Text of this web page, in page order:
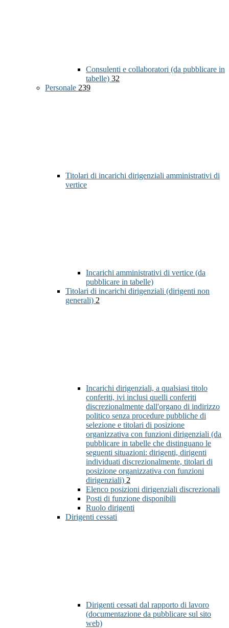
Consulenti e collaboratori (da pubblicare in
tabelle) 32
Personale 239
Titolari di incarichi dirigenziali amministrativi di
vertice
Incarichi amministrativi di vertice (da
pubblicare in tabelle)
Titolari di incarichi dirigenziali (dirigenti non
generali) 2
Incarichi dirigenziali, a qualsiasi titolo
conferiti, ivi inclusi quelli conferiti
discrezionalmente dall'organo di indirizzo
politico senza procedure pubbliche di
selezione e titolari di posizione
organizzativa con funzioni dirigenziali (da
pubblicare in tabelle che distinguano le
seguenti situazioni: dirigenti, dirigenti
individuati discrezionalmente, titolari di
posizione organizzativa con funzioni
dirigenziali) 2
Elenco posizioni dirigenziali discrezionali
Posti di funzione disponibili
Ruolo dirigenti
Dirigenti cessati
Dirigenti cessati dal rapporto di lavoro
(documentazione da pubblicare sul sito
web)